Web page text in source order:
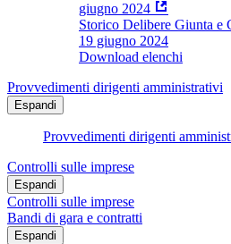
giugno 2024
Storico Delibere Giunta e
19 giugno 2024
Download elenchi
Provvedimenti dirigenti amministrativi
Espandi
Provvedimenti dirigenti
Controlli sulle imprese
Espandi
Controlli sulle imprese
Bandi di gara e contratti
Espandi